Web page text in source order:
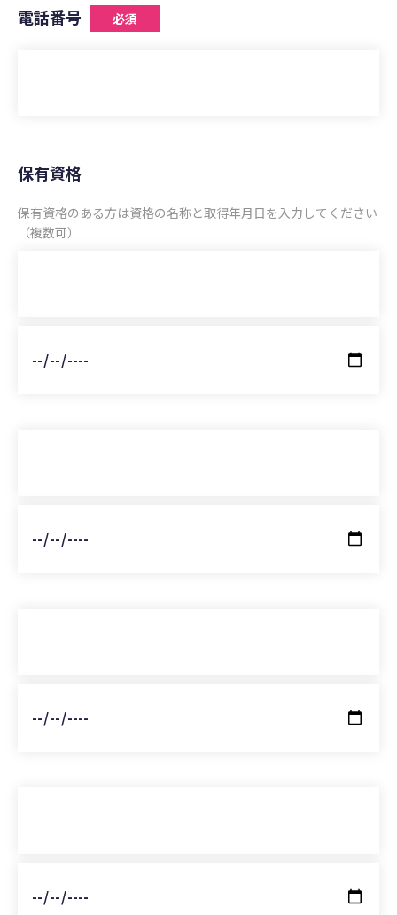
電話番号 必須
保有資格
保有資格のある方は資格の名称と取得年月日を入力してください
（複数可）